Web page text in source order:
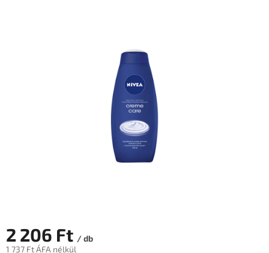
2 206 Ft / db
1 737 Ft ÁFA nélkül